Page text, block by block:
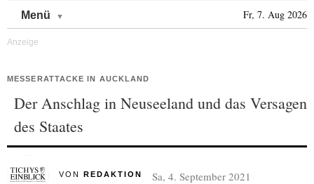
Menü Fr, 7. Aug 2026
MESSERATTACKE IN AUCKLAND
Der Anschlag in Neuseeland und das Versagen
des Staates
VON REDAKTION Sa, 4. September 2021